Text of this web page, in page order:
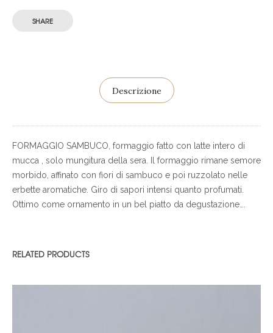
SHARE
Descrizione
FORMAGGIO SAMBUCO, formaggio fatto con latte intero di
mucca , solo mungitura della sera. Il formaggio rimane semore
morbido, affinato con fiori di sambuco e poi ruzzolato nelle
erbette aromatiche. Giro di sapori intensi quanto profumati.
Ottimo come ornamento in un bel piatto da degustazione….
RELATED PRODUCTS